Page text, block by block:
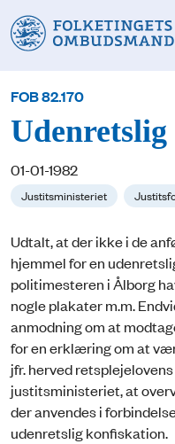
FOB 82.170
01-01-1982
Justitsministeriet
Udtalt, at der ikke i de
hjemmel for en
politimesteren i Ålborg
nogle plakater m.m.
anmodning om at
for en erklæring om at
jfr. herved retsplejelovens
justitsministeriet, at
der anvendes i
udenretslig konfiskation.